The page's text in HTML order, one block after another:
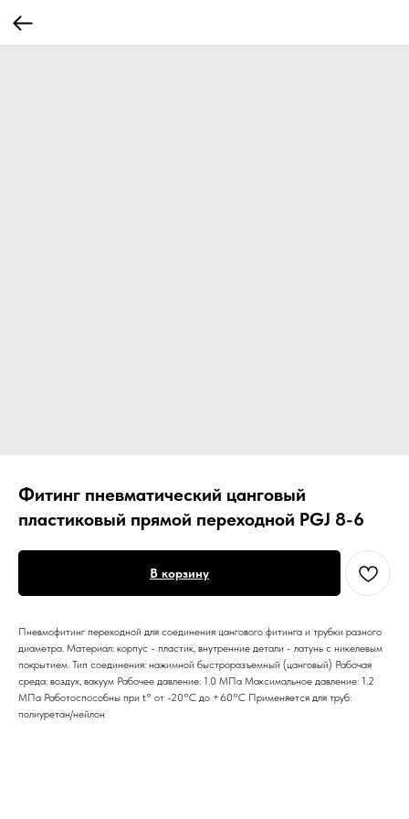
Фитинг пневматический цанговый
пластиковый прямой переходной PGJ 8-6
В корзину
Пневмофитинг переходной для соединения цангового фитинга и трубки разного
диаметра. Материал: корпус - пластик, внутренние детали - латунь с никелевым
покрытием. Тип соединения: нажимной быстроразъемный (цанговый) Рабочая
среда: воздух, вакуум Рабочее давление: 1.0 МПа Максимальное давление: 1.2
МПа Работоспособны при t° от -20°С до +60°С Применяется для труб:
полиуретан/нейлон